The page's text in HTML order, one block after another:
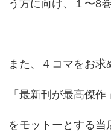
う方に向け、１〜8
また、４コマをお求
「最新刊が最高傑作」
をモットーとする当